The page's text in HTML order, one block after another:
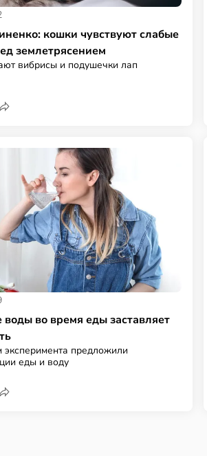
кошки чувствуют слабые
землетрясением
вибрисы и подушечки лап
во время еды заставляет
эксперимента предложили
еды и воду